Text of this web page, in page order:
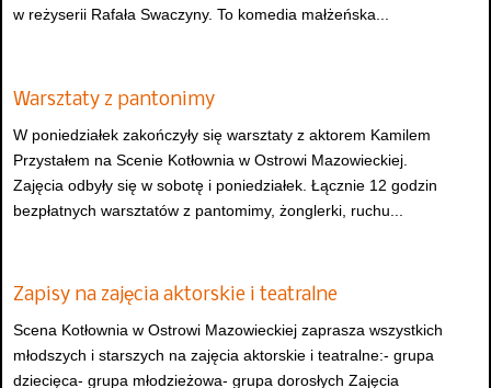
w reżyserii Rafała Swaczyny. To komedia małżeńska...
Warsztaty z pantonimy
W poniedziałek zakończyły się warsztaty z aktorem Kamilem
Przystałem na Scenie Kotłownia w Ostrowi Mazowieckiej.
Zajęcia odbyły się w sobotę i poniedziałek. Łącznie 12 godzin
bezpłatnych warsztatów z pantomimy, żonglerki, ruchu...
Zapisy na zajęcia aktorskie i teatralne
Scena Kotłownia w Ostrowi Mazowieckiej zaprasza wszystkich
młodszych i starszych na zajęcia aktorskie i teatralne:- grupa
dziecięca- grupa młodzieżowa- grupa dorosłych Zajęcia